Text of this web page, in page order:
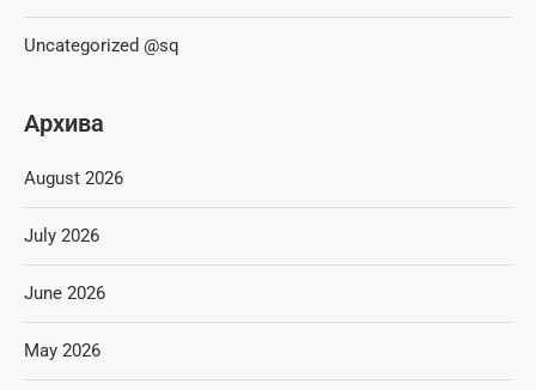
Uncategorized @sq
Архива
August 2026
July 2026
June 2026
May 2026